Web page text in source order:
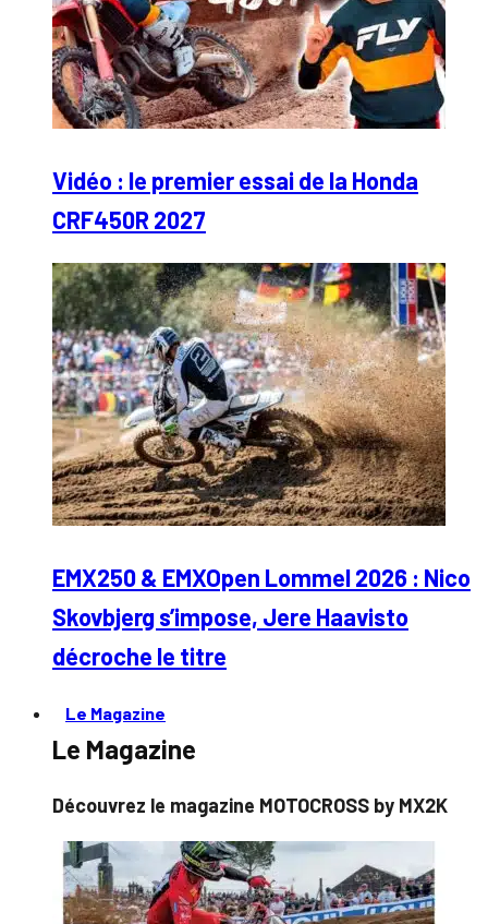
Vidéo : le premier essai de la Honda
CRF450R 2027
EMX250 & EMXOpen Lommel 2026 : Nico
Skovbjerg s’impose, Jere Haavisto
décroche le titre
Le Magazine
Le Magazine
Découvrez le magazine MOTOCROSS by MX2K